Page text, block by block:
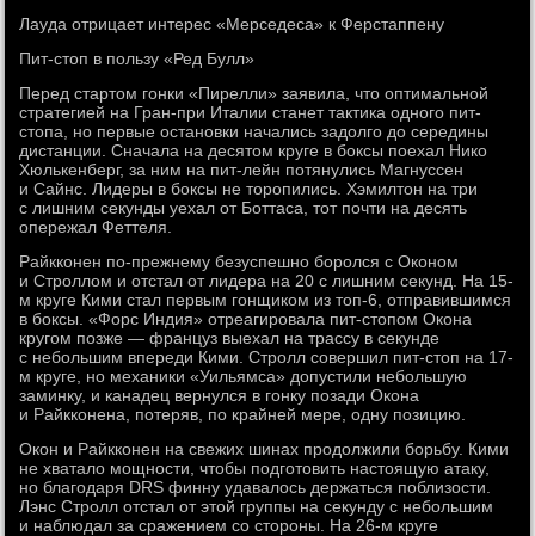
Лауда отрицает интерес «Мерседеса» к Ферстаппену
Пит-стоп в пользу «Ред Булл»
Перед стартом гонки «Пирелли» заявила, что оптимальной
стратегией на Гран-при Италии станет тактика одного пит-
стопа, но первые остановки начались задолго до середины
дистанции. Сначала на десятом круге в боксы поехал Нико
Хюлькенберг, за ним на пит-лейн потянулись Магнуссен
и Сайнс. Лидеры в боксы не торопились. Хэмилтон на три
с лишним секунды уехал от Боттаса, тот почти на десять
опережал Феттеля.
Райкконен по-прежнему безуспешно боролся с Оконом
и Строллом и отстал от лидера на 20 с лишним секунд. На 15-
м круге Кими стал первым гонщиком из топ-6, отправившимся
в боксы. «Форс Индия» отреагировала пит-стопом Окона
кругом позже — француз выехал на трассу в секунде
с небольшим впереди Кими. Стролл совершил пит-стоп на 17-
м круге, но механики «Уильямса» допустили небольшую
заминку, и канадец вернулся в гонку позади Окона
и Райкконена, потеряв, по крайней мере, одну позицию.
Окон и Райкконен на свежих шинах продолжили борьбу. Кими
не хватало мощности, чтобы подготовить настоящую атаку,
но благодаря DRS финну удавалось держаться поблизости.
Лэнс Стролл отстал от этой группы на секунду с небольшим
и наблюдал за сражением со стороны. На 26-м круге